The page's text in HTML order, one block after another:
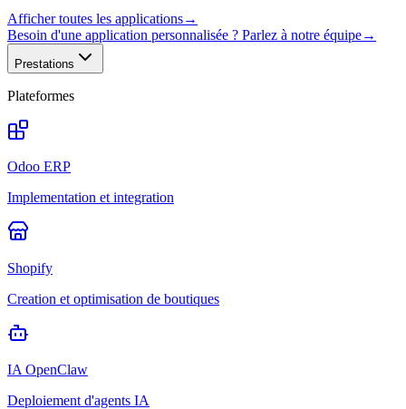
Afficher toutes les applications→
Besoin d'une application personnalisée ? Parlez à notre équipe→
Prestations
Plateformes
Odoo ERP
Implementation et integration
Shopify
Creation et optimisation de boutiques
IA OpenClaw
Deploiement d'agents IA